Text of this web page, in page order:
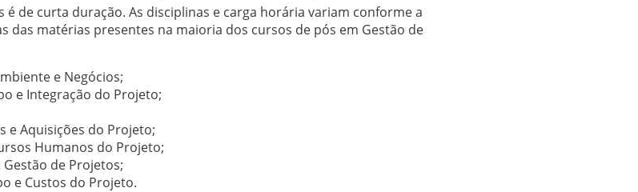
é de curta duração. As disciplinas e carga horária variam conforme a
das matérias presentes na maioria dos cursos de pós em Gestão de
e Negócios;
e Integração do Projeto;
e Aquisições do Projeto;
Humanos do Projeto;
de Projetos;
e Custos do Projeto.